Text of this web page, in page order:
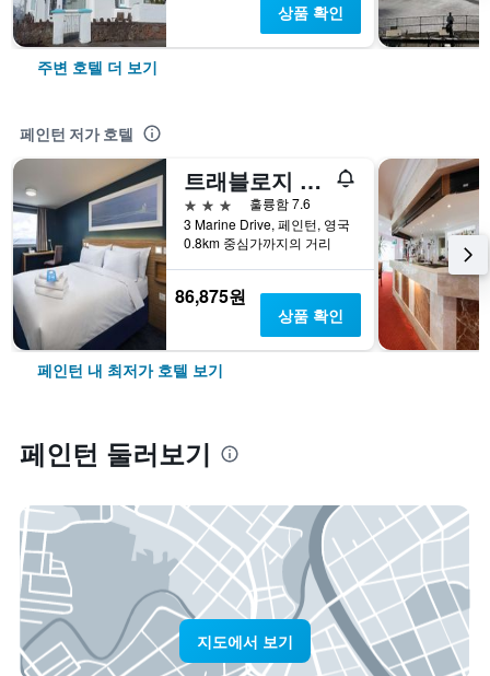
상품 확인
주변 호텔 더 보기
페인턴 저가 호텔
트래블로지 페인턴 시프론트
3성급
훌륭함 7.6
3 Marine Drive, 페인턴, 영국
0.8km 중심가까지의 거리
86,875원
상품 확인
페인턴 내 최저가 호텔 보기
페인턴 둘러보기
지도에서 보기